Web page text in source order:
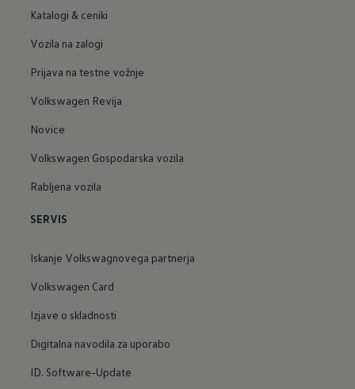
Katalogi & ceniki
Vozila na zalogi
Prijava na testne vožnje
Volkswagen Revija
Novice
Volkswagen Gospodarska vozila
Rabljena vozila
SERVIS
Iskanje Volkswagnovega partnerja
Volkswagen Card
Izjave o skladnosti
Digitalna navodila za uporabo
ID. Software-Update